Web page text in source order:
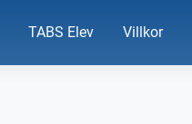
TABS Elev Villkor